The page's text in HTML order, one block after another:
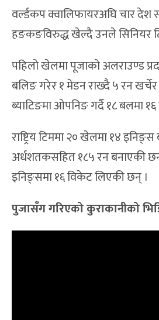
वर्ल्डकप क्वालिफायरअघि चार देश
हङकङविरुद्ध खेल्दै उनले सिनियर
पहिलो खेलमा पूजाको अलराउण्ड
बलिङ गरेर १ मेडन राख्दै ५ रन
ब्याटिङमा ओपनिङ गर्दै १८ बलमा
राष्ट्रिय टिममा २० खेलमा १४
अर्धशतकसहित १८५ रन बनाएकी
इनिङ्समा १६ विकेट लिएकी छन् ।
पुजासँग गरिएको कुराकानीको